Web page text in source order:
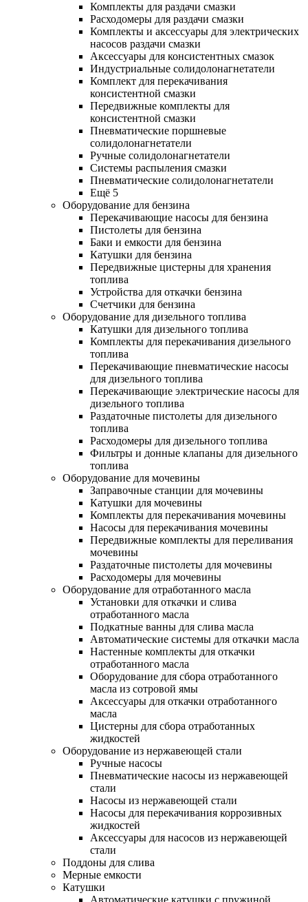
Комплекты для раздачи смазки
Расходомеры для раздачи смазки
Комплекты и аксессуары для электрических
насосов раздачи смазки
Аксессуары для консистентных смазок
Индустриальные солидолонагнетатели
Комплект для перекачивания
консистентной смазки
Передвижные комплекты для
консистентной смазки
Пневматические поршневые
солидолонагнетатели
Ручные солидолонагнетатели
Системы распыления смазки
Пневматические солидолонагнетатели
Ещё 5
Оборудование для бензина
Перекачивающие насосы для бензина
Пистолеты для бензина
Баки и емкости для бензина
Катушки для бензина
Передвижные цистерны для хранения
топлива
Устройства для откачки бензина
Счетчики для бензина
Оборудование для дизельного топлива
Катушки для дизельного топлива
Комплекты для перекачивания дизельного
топлива
Перекачивающие пневматические насосы
для дизельного топлива
Перекачивающие электрические насосы для
дизельного топлива
Раздаточные пистолеты для дизельного
топлива
Расходомеры для дизельного топлива
Фильтры и донные клапаны для дизельного
топлива
Оборудование для мочевины
Заправочные станции для мочевины
Катушки для мочевины
Комплекты для перекачивания мочевины
Насосы для перекачивания мочевины
Передвижные комплекты для переливания
мочевины
Раздаточные пистолеты для мочевины
Расходомеры для мочевины
Оборудование для отработанного масла
Установки для откачки и слива
отработанного масла
Подкатные ванны для слива масла
Автоматические системы для откачки масла
Настенные комплекты для откачки
отработанного масла
Оборудование для сбора отработанного
масла из сотровой ямы
Аксессуары для откачки отработанного
масла
Цистерны для сбора отработанных
жидкостей
Оборудование из нержавеющей стали
Ручные насосы
Пневматические насосы из нержавеющей
стали
Насосы из нержавеющей стали
Насосы для перекачивания коррозивных
жидкостей
Аксессуары для насосов из нержавеющей
стали
Поддоны для слива
Мерные емкости
Катушки